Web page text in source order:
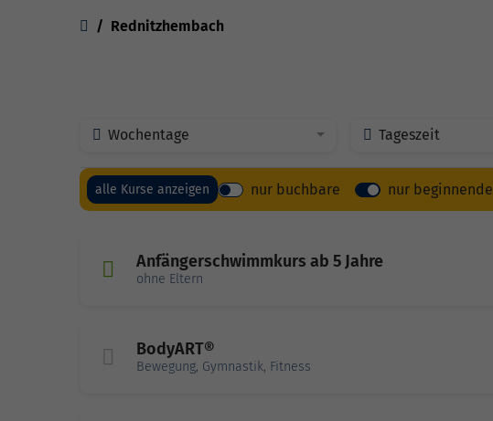
Rednitzhembach
Wochentage Tageszeit
alle Kurse anzeigen nur buchbare nur beginnende
Anfängerschwimmkurs ab 5 Jahre
ohne Eltern
BodyART®
Bewegung, Gymnastik, Fitness